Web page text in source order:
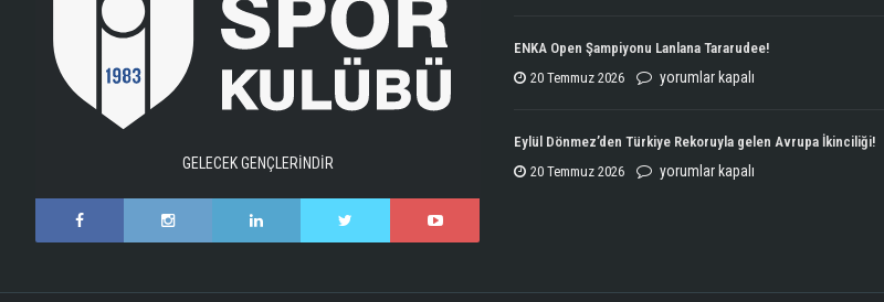
GELECEK GENÇLERİNDİR
Çifte
Şampiyonluğun
ENKA Open Şampiyonu Lanlana Tararudee!
20 Temmuz 2026
ENKA
Şampiyonu
Lanlana
yorumlar kapalı
Eylül Dönmez’den Türkiye Rekoruyla gelen Avrupa İkinciliği!
20 Temmuz 2026
Eylül
gelen
yorumlar kapalı